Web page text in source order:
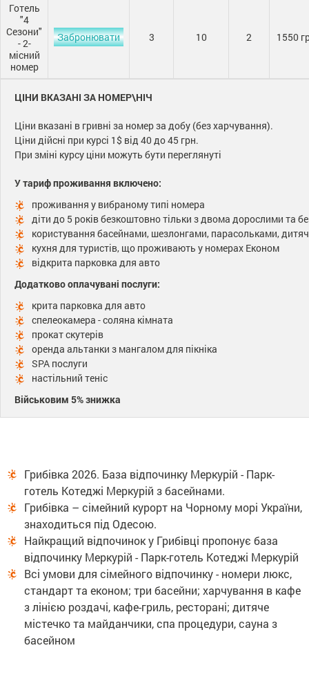
Готель
"4
Сезони"
- 2-
місний
номер
Забронювати 3 10 2 1550
ЦІНИ ВКАЗАНІ ЗА НОМЕР\НІЧ
Ціни вказані в гривні за номер за добу (без харчування).
Ціни дійсні при курсі 1$ від 40 до 45 грн.
При зміні курсу ціни можуть бути переглянуті
У тариф проживання включено:
проживання у вибраному типі номера
діти до 5 років безкоштовно тільки з двома дорослими та
користування басейнами, шезлонгами, парасольками,
кухня для туристів, що проживають у номерах Економ
відкрита парковка для авто
Додатково оплачувані послуги:
крита парковка для авто
спелеокамера - соляна кімната
прокат скутерів
оренда альтанки з мангалом для пікніка
SPA послуги
настільний теніс
Військовим 5% знижка
Грибівка 2026. База відпочинку Меркурій - Парк-
готель Котеджі Меркурій з басейнами.
Грибівка – сімейний курорт на Чорному морі України,
знаходиться під Одесою.
Найкращий відпочинок у Грибівці пропонує база
відпочинку Меркурій - Парк-готель Котеджі Меркурій
Всі умови для сімейного відпочинку - номери люкс,
стандарт та економ; три басейни; харчування в кафе
з лінією роздачі, кафе-гриль, ресторані; дитяче
містечко та майданчики, спа процедури, сауна з
басейном